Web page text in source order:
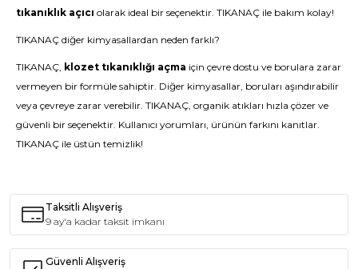
tıkanıklık açıcı olarak ideal bir seçenektir. TIKANAÇ ile bakım kolay!
TIKANAÇ diğer kimyasallardan neden farklı?
TIKANAÇ, klozet tıkanıklığı açma için çevre dostu ve borulara zarar
vermeyen bir formüle sahiptir. Diğer kimyasallar, boruları aşındırabilir
veya çevreye zarar verebilir. TIKANAÇ, organik atıkları hızla çözer ve
güvenli bir seçenektir. Kullanıcı yorumları, ürünün farkını kanıtlar.
TIKANAÇ ile üstün temizlik!
Taksitli Alışveriş
9 ay'a kadar taksit imkanı
Güvenli Alışveriş